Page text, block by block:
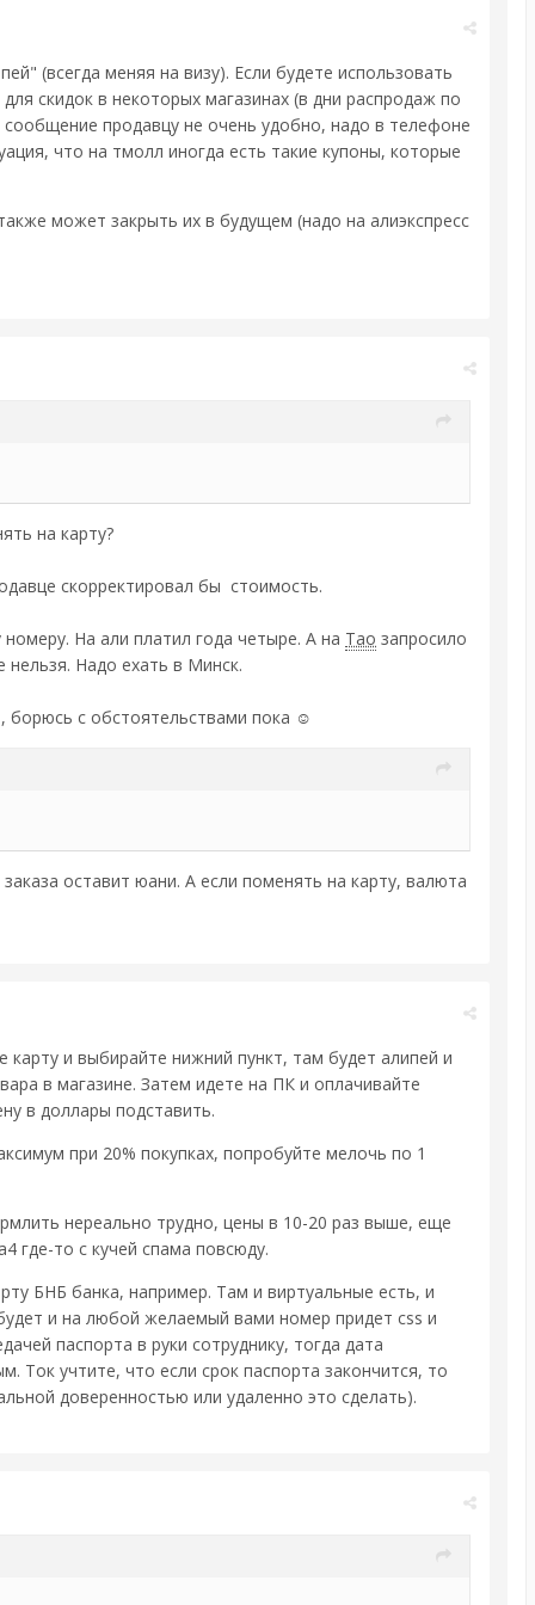
(всегда меняя на визу). Если будете использовать
скидок в некоторых магазинах (в дни распродаж по
продавцу не очень удобно, надо в телефоне
что на тмолл иногда есть такие купоны, которые
может закрыть их в будущем (надо на алиэкспресс
на карту?
скорректировал бы стоимость.
На али платил года четыре. А на Тао запросило
нельзя. Надо ехать в Минск.
с обстоятельствами пока ☺
оставит юани. А если поменять на карту, валюта
и выбирайте нижний пункт, там будет алипей и
в магазине. Затем идете на ПК и оплачивайте
в доллары подставить.
при 20% покупках, попробуйте мелочь по 1
нереально трудно, цены в 10-20 раз выше, еще
где-то с кучей спама повсюду.
БНБ банка, например. Там и виртуальные есть, и
и на любой желаемый вами номер придет css и
паспорта в руки сотруднику, тогда дата
Ток учтите, что если срок паспорта закончится, то
доверенностью или удаленно это сделать).